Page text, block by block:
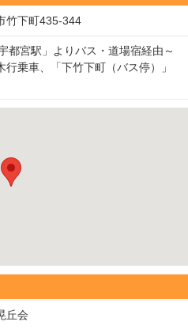
竹下町435-344
都宮駅」よりバス・道場宿経由～
行乗車、「下竹下町（バス停）」
丘会